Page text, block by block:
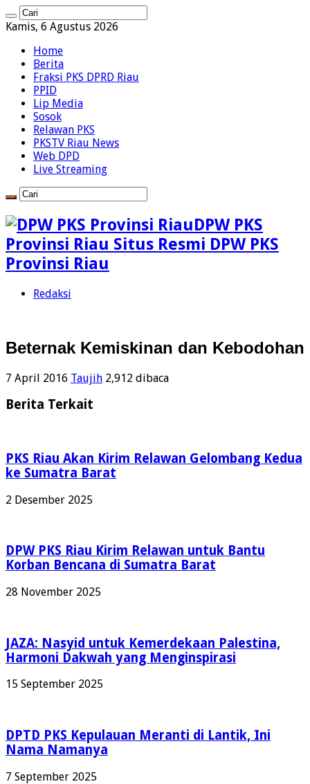
Kamis, 6 Agustus 2026
Home
Berita
Fraksi PKS DPRD Riau
PPID
Lip Media
Sosok
Relawan PKS
PKSTV Riau News
Web DPD
Live Streaming
DPW PKS
Provinsi Riau Situs Resmi DPW PKS
Provinsi Riau
Redaksi
Beternak Kemiskinan dan Kebodohan
7 April 2016 Taujih 2,912 dibaca
Berita Terkait
PKS Riau Akan Kirim Relawan Gelombang Kedua
ke Sumatra Barat
2 Desember 2025
DPW PKS Riau Kirim Relawan untuk Bantu
Korban Bencana di Sumatra Barat
28 November 2025
JAZA: Nasyid untuk Kemerdekaan Palestina,
Harmoni Dakwah yang Menginspirasi
15 September 2025
DPTD PKS Kepulauan Meranti di Lantik, Ini
Nama Namanya
7 September 2025